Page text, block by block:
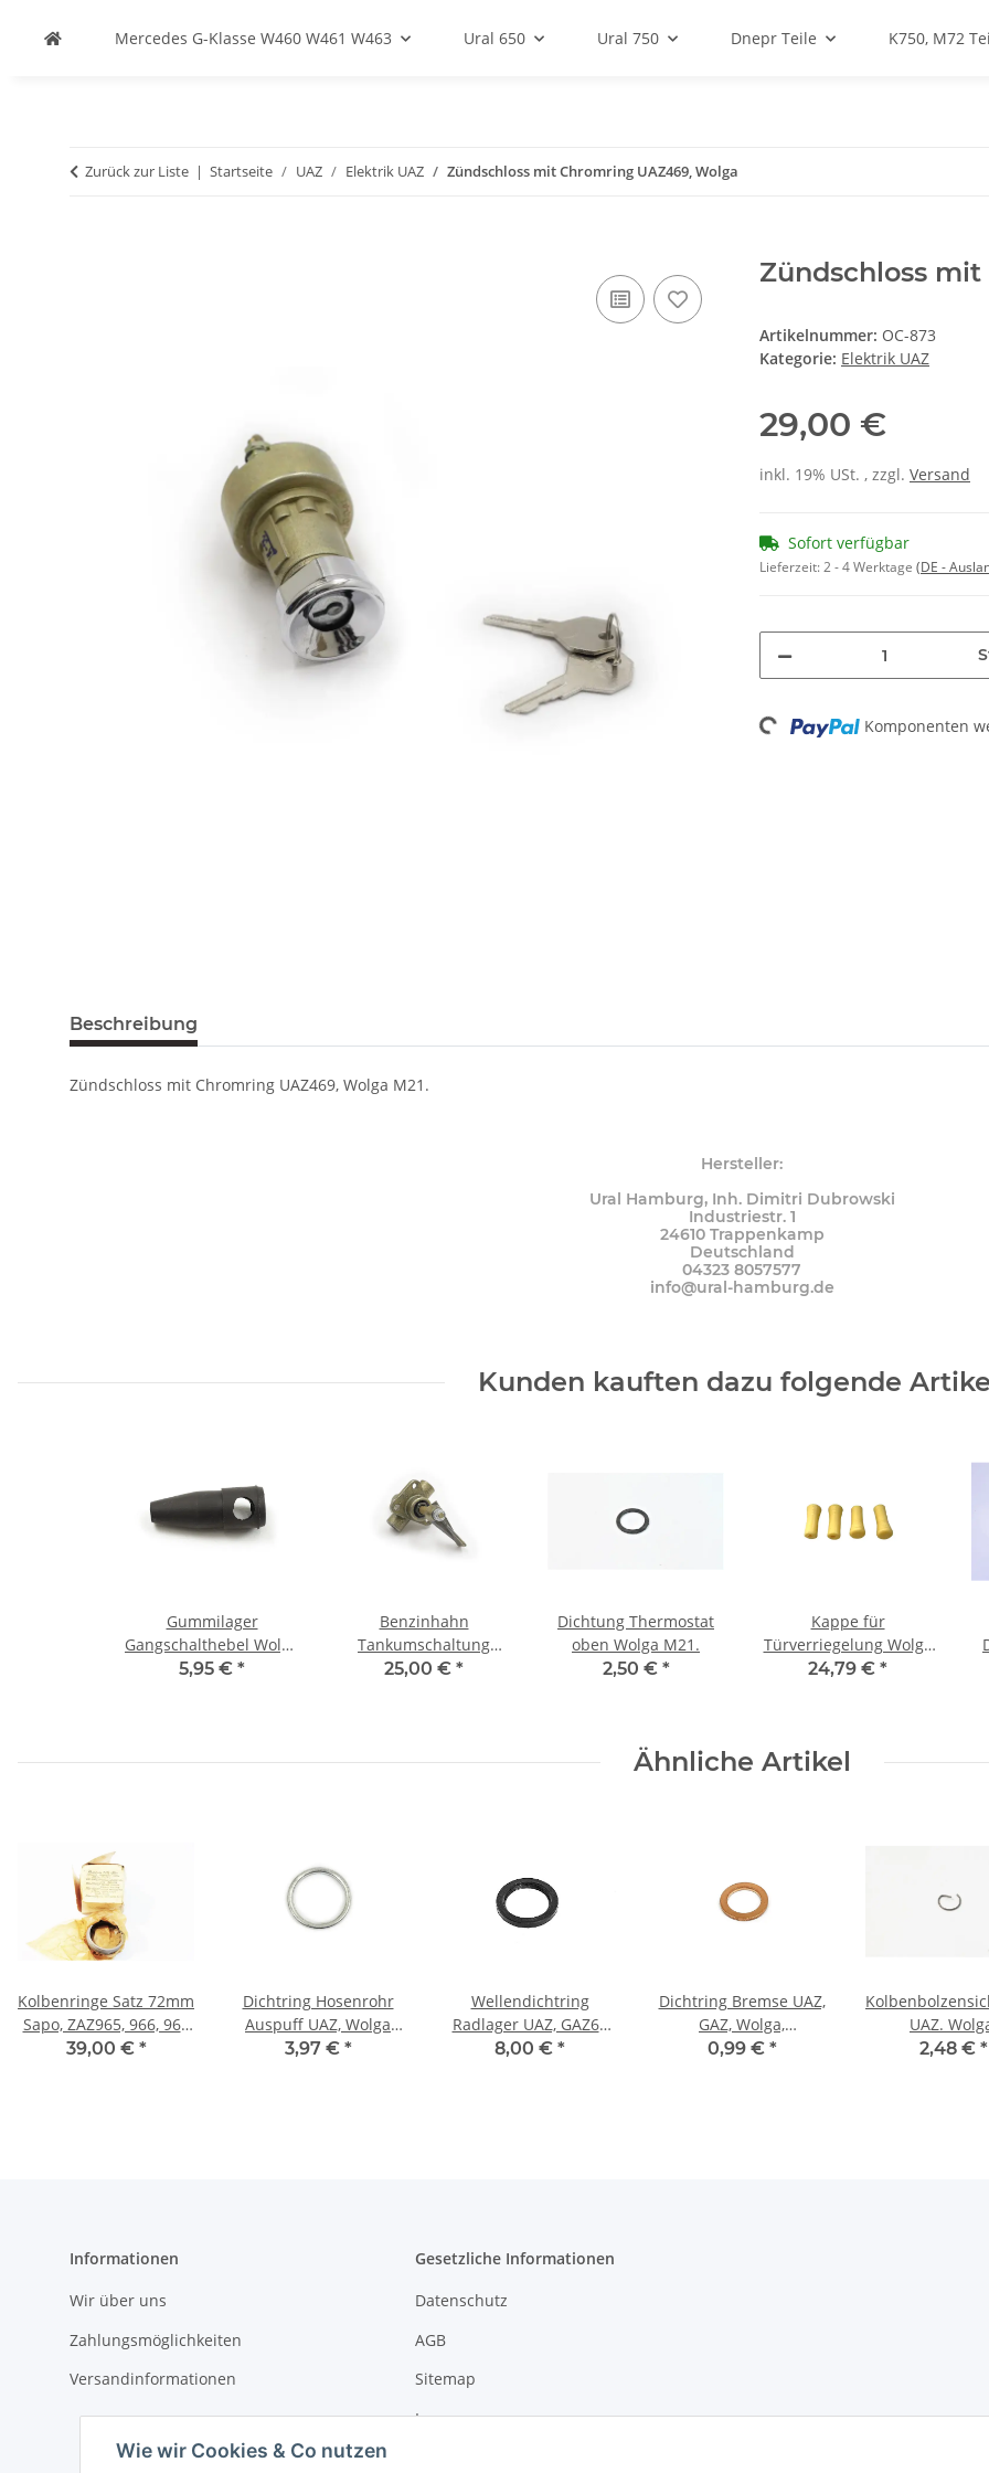
Wie wir Cookies & Co nutzen
Mercedes G-Klasse W460 W461 W463 Ural 650 Ural 750 Dnepr Teile K750, M72
Zurück zur Liste Startseite UAZ Elektrik UAZ Zündschloss mit Chromring UAZ469, Wolga
Zündschloss
Artikelnummer: OC-873
Kategorie: Elektrik UAZ
29,00 €
inkl. 19% USt. , zzgl. Versand
Sofort verfügbar
Lieferzeit:2 - 4 Werktage (DE -
Loading... Komponenten
Beschreibung
Zündschloss mit Chromring UAZ469, Wolga M21.
Hersteller:
Ural Hamburg, Inh. Dimitri Dubrowski
Industriestr. 1
24610 Trappenkamp
Deutschland
04323 8057577
info@ural-hamburg.de
Kunden kauften dazu folgende
Gummilager
Gangschalthebel Wolga
M21.
5,95 € *
Benzinhahn
Tankumschaltung
UAZ469.
25,00 € *
Dichtung Thermostat
oben Wolga M21.
2,50 € *
Kappe für
Türverriegelung Wolga
M21 Satz.
24,79 € *
Ähnliche Artikel
Kolbenringe Satz 72mm
Sapo, ZAZ965, 966, 968
30PS Motoren.
39,00 € *
Dichtring Hosenrohr
Auspuff UAZ, Wolga
M21, GAZ69, GAZ66
3,97 € *
Wellendichtring
Radlager UAZ, GAZ69
Deutsch
8,00 € *
Dichtring Bremse UAZ,
GAZ, Wolga,
Moskwitsch. 12mm.
0,99 € *
UAZ.
2,48 € *
Informationen
Wir über uns
Zahlungsmöglichkeiten
Versandinformationen
Gesetzliche Informationen
Datenschutz
AGB
Sitemap
Impressum